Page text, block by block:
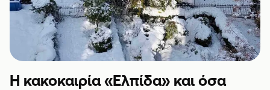
Η κακοκαιρία «Ελπίδα» και όσα